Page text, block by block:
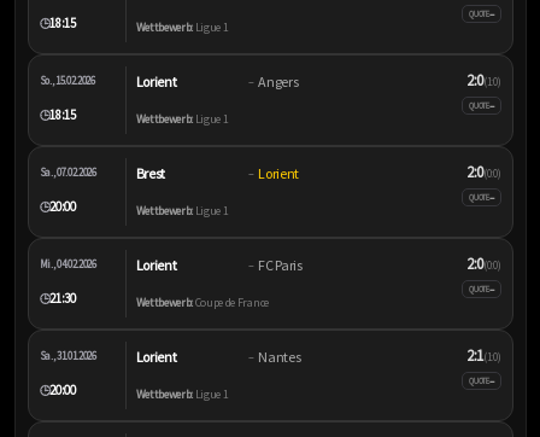
🕒18:15 Wettbewerb:Ligue 1
QUOTE–
So., 15.02.2026
🕒18:15
Lorient – Angers
Wettbewerb:Ligue 1
2:0(1:0)
QUOTE–
Sa., 07.02.2026
🕒20:00
Brest – Lorient
Wettbewerb:Ligue 1
2:0(0:0)
QUOTE–
Mi., 04.02.2026
🕒21:30
Lorient – FC Paris
Wettbewerb:Coupe de France
2:0(0:0)
QUOTE–
Sa., 31.01.2026
🕒20:00
Lorient – Nantes
Wettbewerb:Ligue 1
2:1(1:0)
QUOTE–